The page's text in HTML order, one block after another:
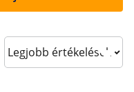
Sort reviews